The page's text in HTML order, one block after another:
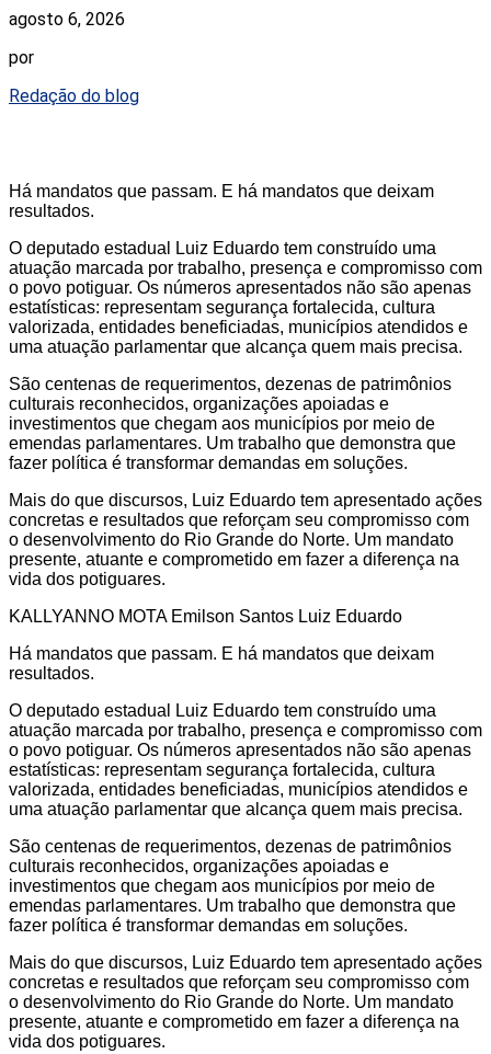
agosto 6, 2026
por
Redação do blog
Há mandatos que passam. E há mandatos que deixam
resultados.
O deputado estadual Luiz Eduardo tem construído uma
atuação marcada por trabalho, presença e compromisso com
o povo potiguar. Os números apresentados não são apenas
estatísticas: representam segurança fortalecida, cultura
valorizada, entidades beneficiadas, municípios atendidos e
uma atuação parlamentar que alcança quem mais precisa.
São centenas de requerimentos, dezenas de patrimônios
culturais reconhecidos, organizações apoiadas e
investimentos que chegam aos municípios por meio de
emendas parlamentares. Um trabalho que demonstra que
fazer política é transformar demandas em soluções.
Mais do que discursos, Luiz Eduardo tem apresentado ações
concretas e resultados que reforçam seu compromisso com
o desenvolvimento do Rio Grande do Norte. Um mandato
presente, atuante e comprometido em fazer a diferença na
vida dos potiguares.
KALLYANNO MOTA Emilson Santos Luiz Eduardo
Há mandatos que passam. E há mandatos que deixam
resultados.
O deputado estadual Luiz Eduardo tem construído uma
atuação marcada por trabalho, presença e compromisso com
o povo potiguar. Os números apresentados não são apenas
estatísticas: representam segurança fortalecida, cultura
valorizada, entidades beneficiadas, municípios atendidos e
uma atuação parlamentar que alcança quem mais precisa.
São centenas de requerimentos, dezenas de patrimônios
culturais reconhecidos, organizações apoiadas e
investimentos que chegam aos municípios por meio de
emendas parlamentares. Um trabalho que demonstra que
fazer política é transformar demandas em soluções.
Mais do que discursos, Luiz Eduardo tem apresentado ações
concretas e resultados que reforçam seu compromisso com
o desenvolvimento do Rio Grande do Norte. Um mandato
presente, atuante e comprometido em fazer a diferença na
vida dos potiguares.